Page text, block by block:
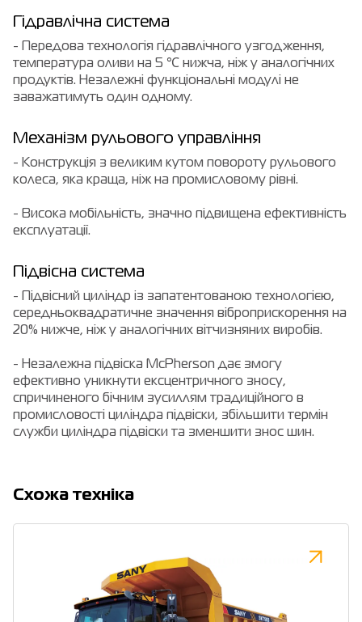
Гідравлічна система
- Передова технологія гідравлічного узгодження,
температура оливи на 5 ℃ нижча, ніж у аналогічних
продуктів. Незалежні функціональні модулі не
заважатимуть один одному.
Механізм рульового управління
- Конструкція з великим кутом повороту рульового
колеса, яка краща, ніж на промисловому рівні.
- Висока мобільність, значно підвищена ефективність
експлуатації.
Підвісна система
- Підвісний циліндр із запатентованою технологією,
середньоквадратичне значення віброприскорення на
20% нижче, ніж у аналогічних вітчизняних виробів.
- Незалежна підвіска McPherson дає змогу
ефективно уникнути ексцентричного зносу,
спричиненого бічним зусиллям традиційного в
промисловості циліндра підвіски, збільшити термін
служби циліндра підвіски та зменшити знос шин.
Cхожа техніка